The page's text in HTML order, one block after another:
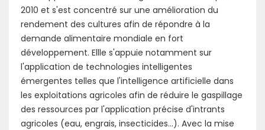
2010 et s'est concentré sur une amélioration du
rendement des cultures afin de répondre à la
demande alimentaire mondiale en fort
développement. Ellle s'appuie notamment sur
l'application de technologies intelligentes
émergentes telles que l'intelligence artificielle dans
les exploitations agricoles afin de réduire le gaspillage
des ressources par l'application précise d'intrants
agricoles (eau, engrais, insecticides...). Avec la mise